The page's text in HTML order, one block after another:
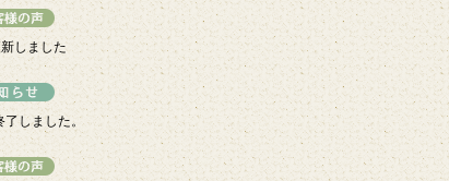
しました
了しました。